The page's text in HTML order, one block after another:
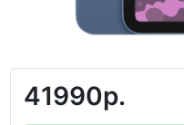
41990р.